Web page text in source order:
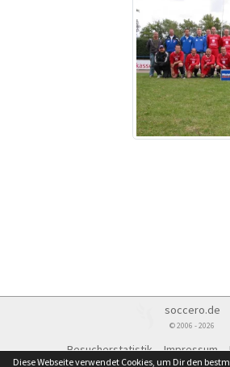
soccero.de
© 2006 - 2026
Besucherstatistik Impressum
Diese Webseite verwendet Cookies, um Dir den